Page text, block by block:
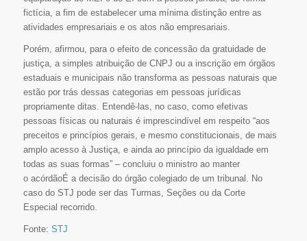
fictícia, a fim de estabelecer uma mínima distinção entre as
atividades empresariais e os atos não empresariais.
Porém, afirmou, para o efeito de concessão da gratuidade de
justiça, a simples atribuição de CNPJ ou a inscrição em órgãos
estaduais e municipais não transforma as pessoas naturais que
estão por trás dessas categorias em pessoas jurídicas
propriamente ditas. Entendê-las, no caso, como efetivas
pessoas físicas ou naturais é imprescindível em respeito “aos
preceitos e princípios gerais, e mesmo constitucionais, de mais
amplo acesso à Justiça, e ainda ao princípio da igualdade em
todas as suas formas” – concluiu o ministro ao manter
o acórdãoÉ a decisão do órgão colegiado de um tribunal. No
caso do STJ pode ser das Turmas, Seções ou da Corte
Especial recorrido.
Fonte: STJ